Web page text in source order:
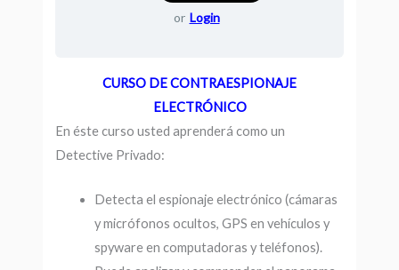
or Login
CURSO DE CONTRAESPIONAJE
ELECTRÓNICO
Enéste curso usted aprenderácomo un
Detective Privado:
Detecta el espionaje electrónico (cámaras
y micrófonos ocultos, GPS en vehículos y
spyware en computadoras y teléfonos).